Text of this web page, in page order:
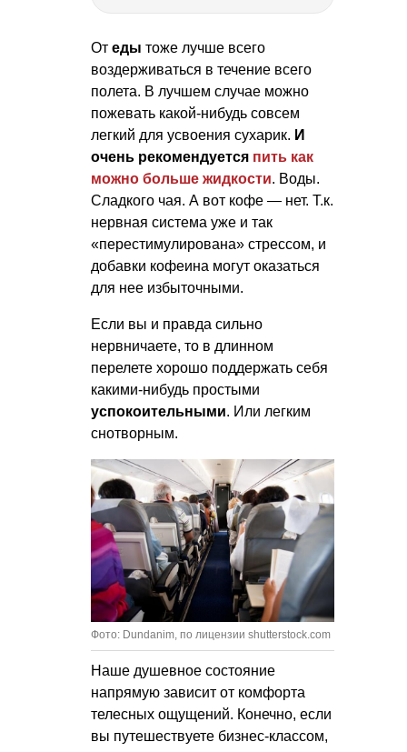
От еды тоже лучше всего
воздерживаться в течение всего
полета. В лучшем случае можно
пожевать какой-нибудь совсем
легкий для усвоения сухарик. И
очень рекомендуется пить как
можно больше жидкости. Воды.
Сладкого чая. А вот кофе — нет. Т.к.
нервная система уже и так
«перестимулирована» стрессом, и
добавки кофеина могут оказаться
для нее избыточными.
Если вы и правда сильно
нервничаете, то в длинном
перелете хорошо поддержать себя
какими-нибудь простыми
успокоительными. Или легким
снотворным.
Фото: Dundanim, по лицензии shutterstock.com
Наше душевное состояние
напрямую зависит от комфорта
телесных ощущений. Конечно, если
вы путешествуете бизнес-классом,